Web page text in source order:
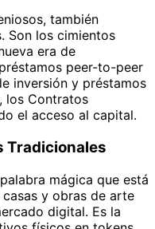
también
Son los cimientos
era de
peer-to-peer
inversión y préstamos
los Contratos
el acceso al capital.
Tradicionales
mágica que está
y obras de arte
digital. Es la